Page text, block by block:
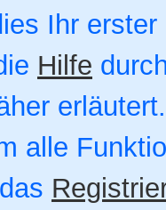
Ihr
Hilfe
alle